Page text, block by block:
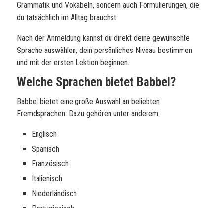
Grammatik und Vokabeln, sondern auch Formulierungen, die
du tatsächlich im Alltag brauchst.
Nach der Anmeldung kannst du direkt deine gewünschte
Sprache auswählen, dein persönliches Niveau bestimmen
und mit der ersten Lektion beginnen.
Welche Sprachen bietet Babbel?
Babbel bietet eine große Auswahl an beliebten
Fremdsprachen. Dazu gehören unter anderem:
Englisch
Spanisch
Französisch
Italienisch
Niederländisch